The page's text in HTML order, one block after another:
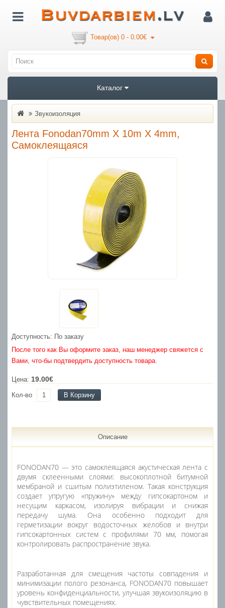
Товар(ов) 0 - 0.00€
Каталог
Звукоизоляция
Лента Fonodan70mm X 10m X 4mm,
Самоклеящаяся
Доступность: По заказу
После того как Вы оформите заказ, наш менеджер свяжется с
Вами, что-бы подтвердить доступность товара.
Цена: 19.00€
Кол-во В Корзину
Описание
FONODAN70 — это самоклеящаяся акустическая лента с
двумя склеенными слоями: высокоплотной битумной
мембраной и сшитым полиэтиленом. Такая конструкция
создает упругую «пружину» между гипсокартоном и
несущим каркасом, изолируя вибрации и снижая
передачу шума. Она особенно подходит для
герметизации вокруг водосточных желобов и внутри
гипсокартонных систем с профилями 70 мм, помогая
контролировать распространение звука.
Разработанная для смещения частоты совпадения и
минимизации полого резонанса, FONODAN70 повышает
уровень конфиденциальности, улучшая звукоизоляцию в
чувствительных помещениях.